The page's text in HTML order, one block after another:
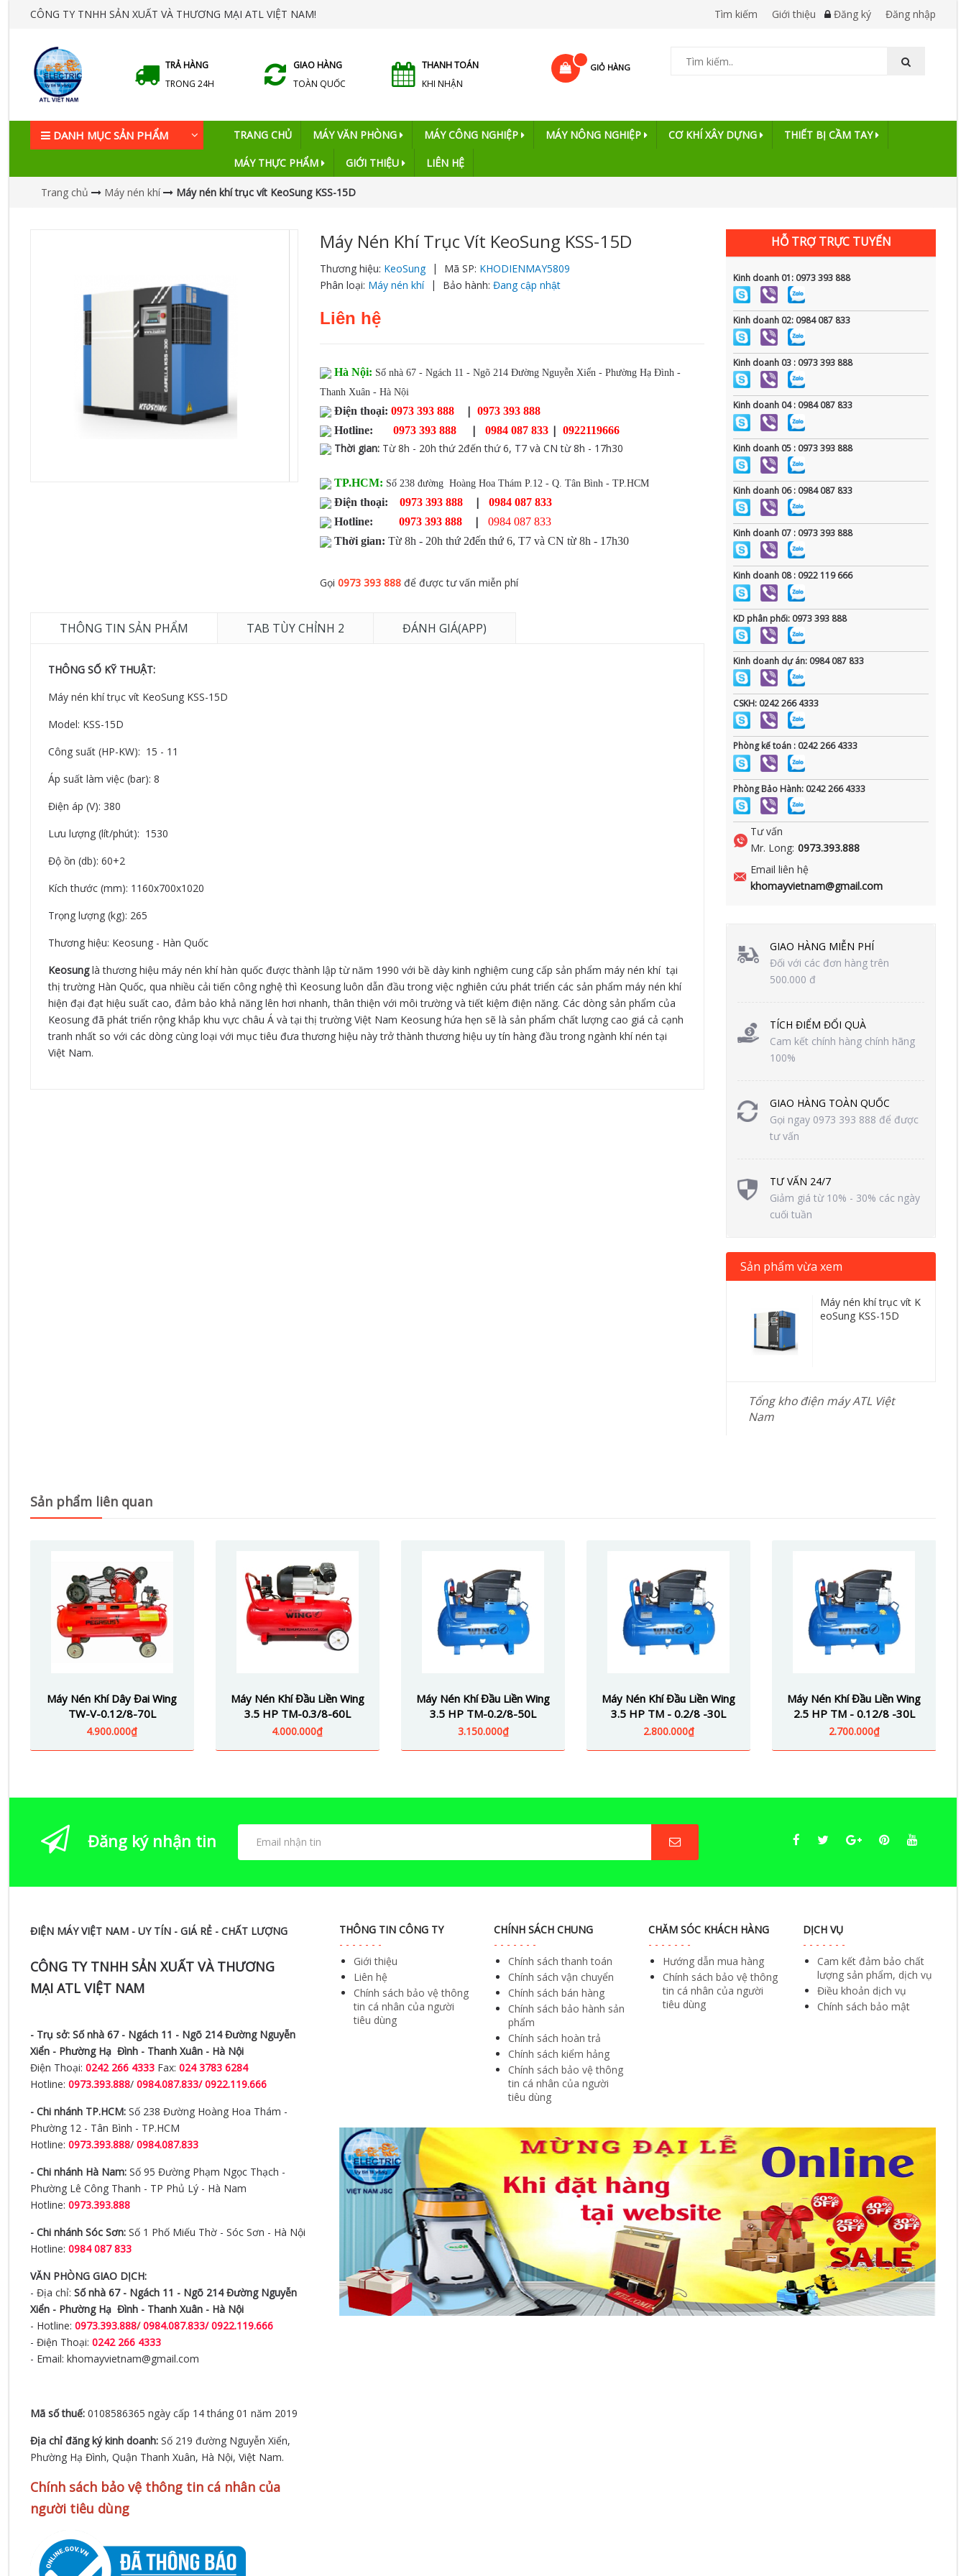
CÔNG TY TNHH SẢN XUẤT VÀ THƯƠNG MẠI ATL VIỆT NAM! Tìm kiếm Giới thiệu Đăng ký Đăng nhập
TRẢ HÀNG
TRONG 24H
GIAO HÀNG
TOÀN QUỐC
THANH TOÁN
KHI NHẬN
GIỎ HÀNG
DANH MỤC SẢN PHẨM TRANG CHỦ MÁY VĂN PHÒNG MÁY CÔNG NGHIỆP MÁY NÔNG NGHIỆP CƠ KHÍ XÂY DỰNG THIẾT BỊ CẦM TAY
MÁY THỰC PHẨM GIỚI THIỆU LIÊN HỆ
Trang chủ Máy nén khí Máy nén khí trục vít KeoSung KSS-15D
Máy Nén Khí Trục Vít KeoSung KSS-15D
Thương hiệu: KeoSung | Mã SP: KHODIENMAY5809
Phân loại: Máy nén khí | Bảo hành: Đang cập nhật
Liên hệ
Hà Nội: Số nhà 67 - Ngách 11 - Ngõ 214 Đường Nguyễn Xiển - Phường Hạ Đình -
Thanh Xuân - Hà Nội
Điện thoại: 0973 393 888 | 0973 393 888
Hotline:
0973 393 888 | 0984 087 833 | 0922119666
Thời gian: Từ 8h - 20h thứ 2đến thứ 6, T7 và CN từ 8h - 17h30
TP.HCM: Số 238 đường Hoàng Hoa Thám P.12 - Q. Tân Bình - TP.HCM
Điện thoại: 0973 393 888 |
0984 087 833
Hotline:
0973 393 888 |
0984 087 833
Thời gian: Từ 8h - 20h thứ 2đến thứ 6, T7 và CN từ 8h - 17h30
Gọi 0973 393 888để được tư vấn miễn phí
THÔNG TIN SẢN PHẨM TAB TÙY CHỈNH 2 ĐÁNH GIÁ(APP)
THÔNG SỐ KỸ THUẬT:
Máy nén khí trục vít KeoSung KSS-15D
Model: KSS-15D
Công suất (HP-KW): 15 - 11
Áp suất làm việc (bar): 8
Điện áp (V): 380
Lưu lượng (lít/phút): 1530
Độ ồn (db): 60+2
Kích thước (mm): 1160x700x1020
Trọng lượng (kg): 265
Thương hiệu: Keosung - Hàn Quốc
Keosunglà thương hiệu máy nén khí hàn quốc được thành lập từ năm 1990 với bề dày kinh nghiệm cung cấp sản phẩm máy nén khí tại
thị trường Hàn Quốc, qua nhiều cải tiến công nghệ thì Keosung luôn dẫn đầu trong việc nghiên cứu phát triển các sản phẩm máy nén khí
hiện đại đạt hiệu suất cao, đảm bảo khả năng lên hơi nhanh, thân thiện với môi trường và tiết kiệm điện năng. Các dòng sản phẩm của
Keosung đã phát triển rộng khắp khu vực châu Á và tại thị trường Việt Nam Keosung hứa hẹn sẽ là sản phẩm chất lượng cao giá cả cạnh
tranh nhất so với các dòng cùng loại với mục tiêu đưa thương hiệu này trở thành thương hiệu uy tín hàng đầu trong ngành khí nén tại
Việt Nam.
HỖ TRỢ TRỰC TUYẾN
Kinh doanh 01: 0973 393 888
Kinh doanh 02: 0984 087 833
Kinh doanh 03 : 0973 393 888
Kinh doanh 04 : 0984 087 833
Kinh doanh 05 : 0973 393 888
Kinh doanh 06 : 0984 087 833
Kinh doanh 07 : 0973 393 888
Kinh doanh 08 : 0922 119 666
KD phân phối: 0973 393 888
Kinh doanh dự án: 0984 087 833
CSKH: 0242 266 4333
Phòng kế toán : 0242 266 4333
Phòng Bảo Hành: 0242 266 4333
Tư vấn
Mr. Long: 0973.393.888
Email liên hệ
khomayvietnam@gmail.com
GIAO HÀNG MIỄN PHÍ
Đối với các đơn hàng trên
500.000 đ
TÍCH ĐIỂM ĐỔI QUÀ
Cam kết chính hàng chính hãng
100%
GIAO HÀNG TOÀN QUỐC
Gọi ngay 0973 393 888 để được
tư vấn
TƯ VẤN 24/7
Giảm giá từ 10% - 30% các ngày
cuối tuần
Sản phẩm vừa xem
Máy nén khí trục vít K
eoSung KSS-15D
Tổng kho điện máy ATL Việt
Nam
Sản phẩm liên quan
Máy Nén Khí Dây Đai Wing
TW-V-0.12/8-70L
4.900.000₫
Máy Nén Khí Đầu Liền Wing
3.5 HP TM-0.3/8-60L
4.000.000₫
Máy Nén Khí Đầu Liền Wing
3.5 HP TM-0.2/8-50L
3.150.000₫
Máy Nén Khí Đầu Liền Wing
3.5 HP TM - 0.2/8 -30L
2.800.000₫
Máy Nén Khí Đầu Liền Wing
2.5 HP TM - 0.12/8 -30L
2.700.000₫
Đăng ký nhận tin
ĐIỆN MÁY VIỆT NAM - UY TÍN - GIÁ RẺ - CHẤT LƯỢNG
CÔNG TY TNHH SẢN XUẤT VÀ THƯƠNG
MẠI ATL VIỆT NAM
- Trụ sở: Số nhà 67 - Ngách 11 - Ngõ 214 Đường Nguyễn
Xiển - Phường Hạ Đình - Thanh Xuân - Hà Nội
Điện Thoại: 0242 266 4333Fax: 024 3783 6284
Hotline: 0973.393.888/ 0984.087.833/ 0922.119.666
- Chi nhánh TP.HCM:Số 238 Đường Hoàng Hoa Thám -
Phường 12 - Tân Bình - TP.HCM
Hotline: 0973.393.888/ 0984.087.833
- Chi nhánh Hà Nam:Số 95 Đường Phạm Ngọc Thạch -
Phường Lê Công Thanh - TP Phủ Lý - Hà Nam
Hotline: 0973.393.888
- Chi nhánh Sóc Sơn:Số 1 Phố Miếu Thờ - Sóc Sơn - Hà Nội
Hotline: 0984 087 833
VĂN PHÒNG GIAO DỊCH:
- Địa chỉ: Số nhà 67 - Ngách 11 - Ngõ 214 Đường Nguyễn
Xiển - Phường Hạ Đình - Thanh Xuân - Hà Nội
- Hotline: 0973.393.888/ 0984.087.833/ 0922.119.666
- Điện Thoại: 0242 266 4333
- Email: khomayvietnam@gmail.com
Mã số thuế: 0108586365 ngày cấp 14 tháng 01 năm 2019
Địa chỉ đăng ký kinh doanh: Số 219 đường Nguyễn Xiển,
Phường Hạ Đình, Quận Thanh Xuân, Hà Nội, Việt Nam.
Chính sách bảo vệ thông tin cá nhân của
người tiêu dùng
THÔNG TIN CÔNG TY
Giới thiệu
Liên hệ
Chính sách bảo vệ thông
tin cá nhân của người
tiêu dùng
CHÍNH SÁCH CHUNG
Chính sách thanh toán
Chính sách vận chuyển
Chính sách bán hàng
Chính sách bảo hành sản
phẩm
Chính sách hoàn trả
Chính sách kiểm hảng
Chính sách bảo vệ thông
tin cá nhân của người
tiêu dùng
CHĂM SÓC KHÁCH HÀNG
Hướng dẫn mua hàng
Chính sách bảo vệ thông
tin cá nhân của người
tiêu dùng
DỊCH VỤ
Cam kết đảm bảo chất
lượng sản phẩm, dịch vụ
Điều khoản dịch vụ
Chính sách bảo mật